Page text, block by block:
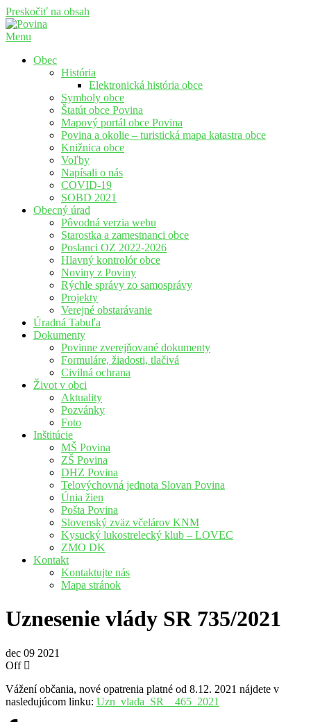
Preskočiť na obsah
Menu
Obec
História
Elektronická história obce
Symboly obce
Štatút obce Povina
Mapový portál obce Povina
Povina a okolie – turistická mapa katastra obce
Knižnica obce
Voľby
Napísali o nás
COVID-19
SOBD 2021
Obecný úrad
Pôvodná verzia webu
Starostka a zamestnanci obce
Poslanci OZ 2022-2026
Hlavný kontrolór obce
Noviny z Poviny
Rýchle správy zo samosprávy
Projekty
Verejné obstarávanie
Úradná Tabuľa
Dokumenty
Povinne zverejňované dokumenty
Formuláre, žiadosti, tlačivá
Civilná ochrana
Život v obci
Aktuality
Pozvánky
Foto
Inštitúcie
MŠ Povina
ZŠ Povina
DHZ Povina
Telovýchovná jednota Slovan Povina
Únia žien
Pošta Povina
Slovenský zväz včelárov KNM
Kysucký lukostrelecký klub – LOVEC
ZMO DK
Kontakt
Kontaktujte nás
Mapa stránok
Uznesenie vlády SR 735/2021
dec 09 2021
Off
Vážení občania, nové opatrenia platné od 8.12. 2021 nájdete v
nasledujúcom linku: Uzn_vlada_SR__465_2021